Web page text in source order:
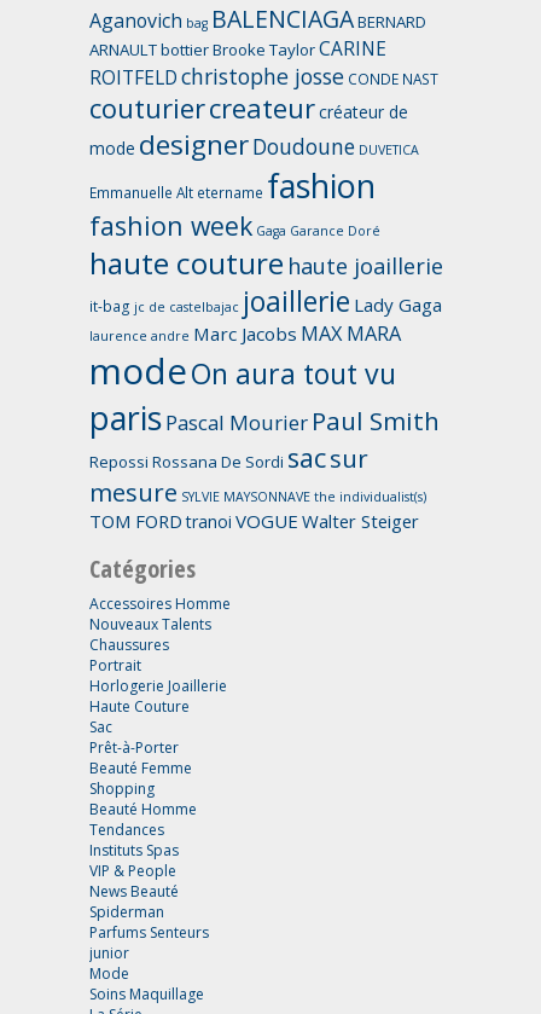
Aganovich bag BALENCIAGABERNARD
ARNAULTbottierBrooke TaylorCARINE
ROITFELDchristophe josse CONDE NAST
couturiercreateurcréateur de
mode designerDoudoune DUVETICA
Emmanuelle Alt etername fashion
fashion week Gaga Garance Doré
haute couture haute joaillerie
it-bag jc de castelbajac joaillerie Lady Gaga
laurence andre Marc Jacobs MAX MARA
modeOn aura tout vu
parisPascal Mourier Paul Smith
Repossi Rossana De Sordi sacsur
mesure SYLVIE MAYSONNAVE the individualist(s)
TOM FORD tranoi VOGUE Walter Steiger
Catégories
Accessoires Homme
Nouveaux Talents
Chaussures
Portrait
Horlogerie Joaillerie
Haute Couture
Sac
Prêt-à-Porter
Beauté Femme
Shopping
Beauté Homme
Tendances
Instituts Spas
VIP & People
News Beauté
Spiderman
Parfums Senteurs
junior
Mode
Soins Maquillage